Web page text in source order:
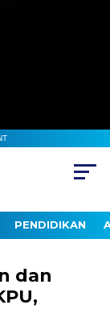
PENDIDIKAN
dan